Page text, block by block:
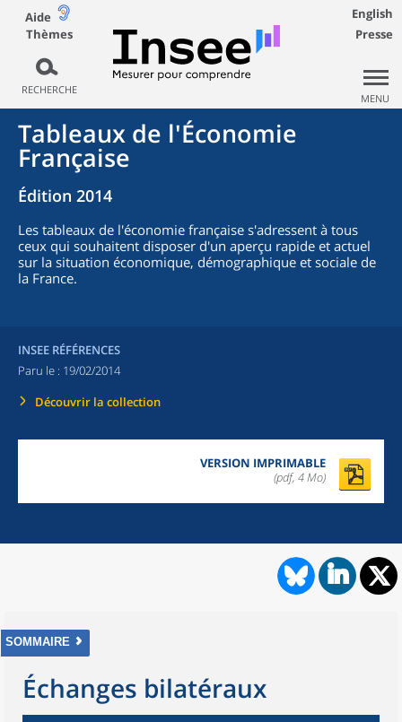
Aide
Thèmes
RECHERCHE
English
Presse
MENU
Tableaux de l'Économie
Française
Édition 2014
Les tableaux de l'économie française s'adressent à tous
ceux qui souhaitent disposer d'un aperçu rapide et actuel
sur la situation économique, démographique et sociale de
la France.
INSEE RÉFÉRENCES
Paru le : 19/02/2014
Découvrir la collection
VERSION IMPRIMABLE
(pdf, 4 Mo)
SOMMAIRE
Échanges bilatéraux